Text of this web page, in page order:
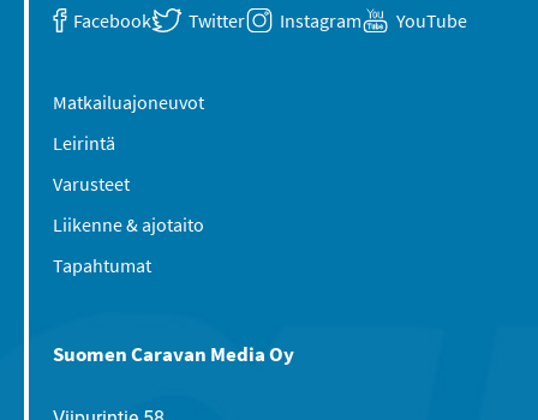
Facebook Twitter Instagram YouTube
Matkailuajoneuvot
Leirintä
Varusteet
Liikenne & ajotaito
Tapahtumat
Suomen Caravan Media Oy